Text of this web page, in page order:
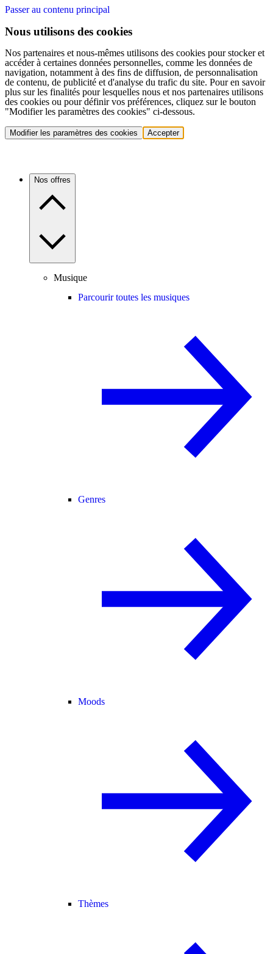
Passer au contenu principal
Nous utilisons des cookies
Nos partenaires et nous-mêmes utilisons des cookies pour stocker et
accéder à certaines données personnelles, comme les données de
navigation, notamment à des fins de diffusion, de personnalisation
de contenu, de publicité et d'analyse du trafic du site. Pour en savoir
plus sur les finalités pour lesquelles nous et nos partenaires utilisons
des cookies ou pour définir vos préférences, cliquez sur le bouton
"Modifier les paramètres des cookies" ci-dessous.
Modifier les paramètres des cookies Accepter
Nos offres
Musique
Parcourir toutes les musiques
Genres
Moods
Thèmes